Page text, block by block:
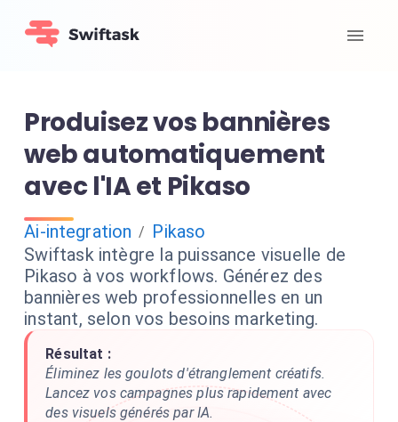
Produisez vos bannières
web automatiquement
avec l'IA et Pikaso
Ai-integration / Pikaso
Swiftask intègre la puissance visuelle de
Pikaso à vos workflows. Générez des
bannières web professionnelles en un
instant, selon vos besoins marketing.
Résultat :
Éliminez les goulots d'étranglement créatifs.
Lancez vos campagnes plus rapidement avec
des visuels générés par IA.